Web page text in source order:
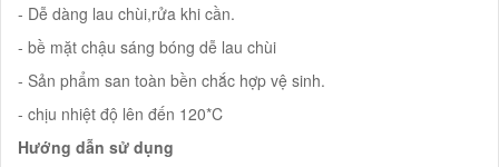
- Dễ dàng lau chùi,rửa khi cần.
- bề mặt chậu sáng bóng dễ lau chùi
- Sản phẩm san toàn bền chắc hợp vệ sinh.
- chịu nhiệt độ lên đến 120*C
Hướng dẫn sử dụng